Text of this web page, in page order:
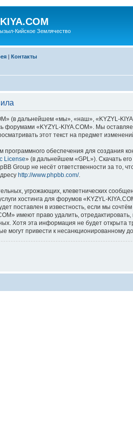
Кийское Землячество
| Контакты
(в дальнейшем «мы», «наш», «KYZYL-
форумами «KYZYL-KIYA.COM». Мы
этот текст на предмет
обеспечения для создания
License» (в дальнейшем «GPL»). Скачать
Group не несёт ответственности за то,
http://www.phpbb.com/.
угрожающих, клеветнических
хостинга для форумов «KYZYL-
поставлен в известность, если мы
имеют право удалить,
Хотя эта информация не будет
могут привести к несанкционированному